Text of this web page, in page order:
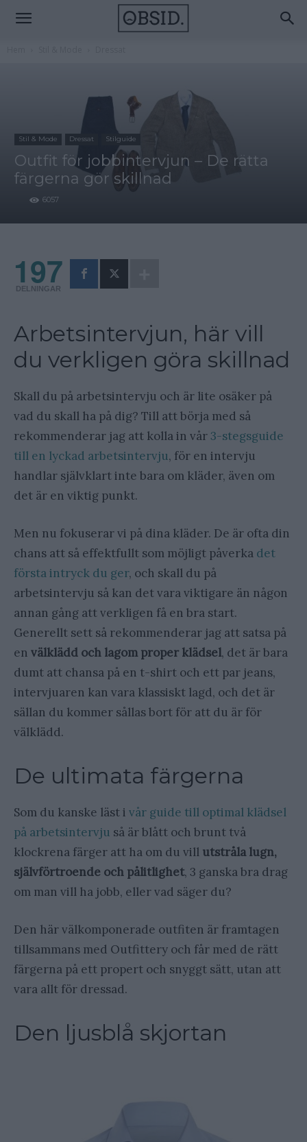
Stil & Mode Dressat Stilguide
Outfit för jobbintervjun – De rätta
färgerna gör skillnad
6057
197
DELNINGAR
Arbetsintervjun, här vill
du verkligen göra skillnad
Skall du på arbetsintervju och är lite osäker på
vad du skall ha på dig? Till att börja med så
rekommenderar jag att kolla in vår3-stegsguide
till en lyckad arbetsintervju, för en intervju
handlar självklart inte bara om kläder, även om
det är en viktig punkt.
Men nu fokuserar vi på dina kläder. De är ofta din
chans att så effektfullt som möjligt påverka det
första intryck du ger, och skall du på
arbetsintervju så kan det vara viktigare än någon
annan gång att verkligen få en bra start.
Generellt sett så rekommenderar jag att satsa på
en välklädd och lagom proper klädsel, det är bara
dumt att chansa på en t-shirt och ett par jeans,
intervjuaren kan vara klassiskt lagd, och det är
sällan du kommer sållas bort för att du är för
välklädd.
De ultimata färgerna
Som du kanske läst i vår guide till optimal klädsel
på arbetsintervju så är blått och brunt två
klockrena färger att ha om du vill utstråla lugn,
självförtroende och pålitlighet, 3 ganska bra drag
om man vill ha jobb, eller vad säger du?
Den här välkomponerade outfiten är framtagen
tillsammans med Outfittery och får med de rätt
färgerna på ett propert och snyggt sätt, utan att
vara allt för dressad.
Den ljusblå skjortan